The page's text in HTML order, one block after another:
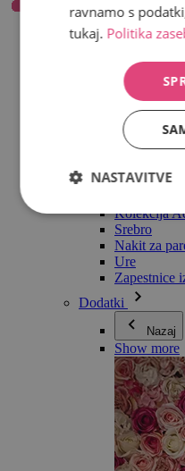
Vse v
Zapestnice
Kolekcija
Srebro
Nakit za
Ure
Zapestnice
Dodatki
Nazaj
Show more
ravnamo s
tukaj. Politika
NASTAVITVE